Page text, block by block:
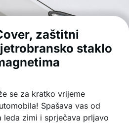
zaštitni
staklo
se za kratko vrijeme
Spašava vas od
leda zimi i sprječava prljavo